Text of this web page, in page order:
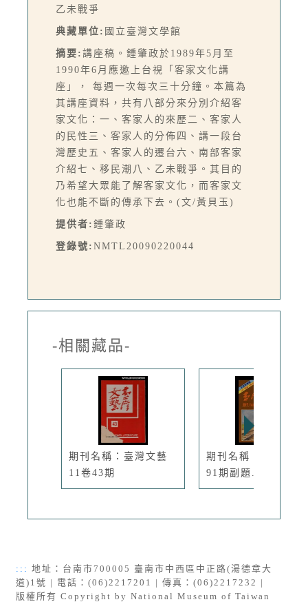
乙未戰爭
典藏單位: 國立臺灣文學館
摘要: 講座稿。鍾肇政於1989年5月至
1990年6月應邀上台視「客家文化講
座」， 每週一次每次三十分鐘。本篇為
其講座資料，共有八部分來分別介紹客
家文化：一、客家人的來歷二、客家人
的民性三、客家人的分佈四、講一段台
灣歷史五、客家人的遷台六、南部客家
介紹七、移民潮八、乙未戰爭。其目的
乃希望大眾能了解客家文化，而客家文
化也能不斷的傳承下去。(文/黃貝玉)
提供者: 鍾肇政
登錄號: NMTL20090220044
-相關藏品-
期刊名稱：臺灣文藝
11卷43期
期刊名稱：臺灣文藝
91期副題...
::: 地址：台南市700005 臺南市中西區中正路(湯德章大
道)1號 | 電話：(06)2217201 | 傳真：(06)2217232 |
版權所有 Copyright by National Museum of Taiwan